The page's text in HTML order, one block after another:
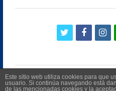
twitter
Este sitio web utiliza cookies para que
usuario. Si continúa navegando está
de las mencionadas cookies y la